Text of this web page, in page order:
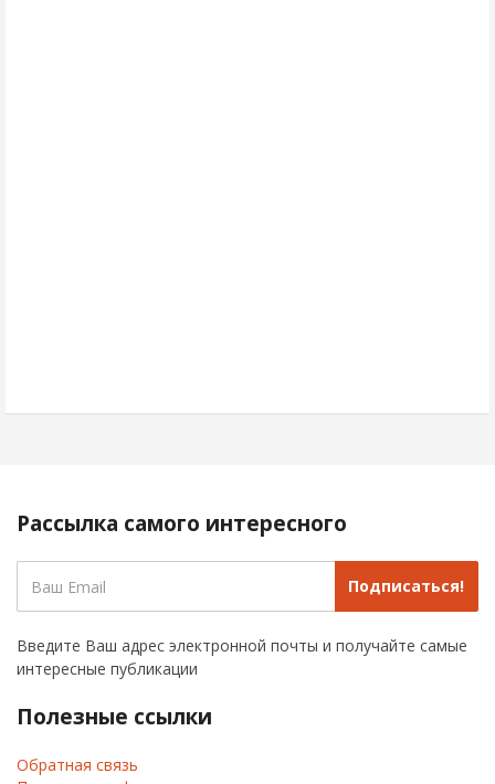
Рассылка самого интересного
Подписаться!
Введите Ваш адрес электронной почты и получайте самые
интересные публикации
Полезные ссылки
Обратная связь